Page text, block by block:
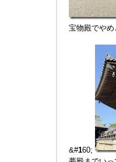
宝物殿でや
&#160;